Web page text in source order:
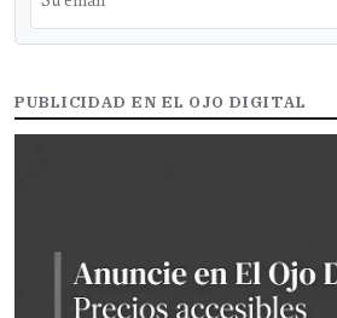
PUBLICIDAD EN EL OJO DIGITAL